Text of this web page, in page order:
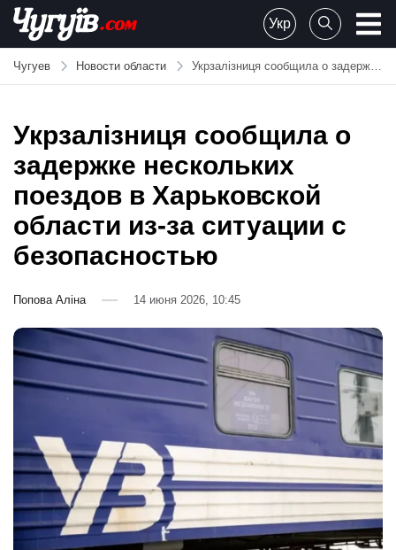
Skip
content
Chuguiv
Укр
Чугуев Новости области Укрзалізниця сообщила о задержке нескольких поездов в Харьковской области из-за ситуации с безопасностью
Укрзалізниця сообщила о
задержке нескольких
поездов в Харьковской
области из-за ситуации с
безопасностью
Попова Аліна 14 июня 2026, 10:45